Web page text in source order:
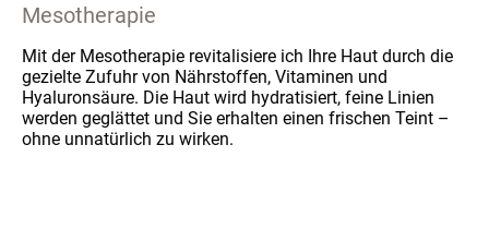
Mesotherapie
Mit der Mesotherapie revitalisiere ich Ihre Haut durch die
gezielte Zufuhr von Nährstoffen, Vitaminen und
Hyaluronsäure. Die Haut wird hydratisiert, feine Linien
werden geglättet und Sie erhalten einen frischen Teint –
ohne unnatürlich zu wirken.